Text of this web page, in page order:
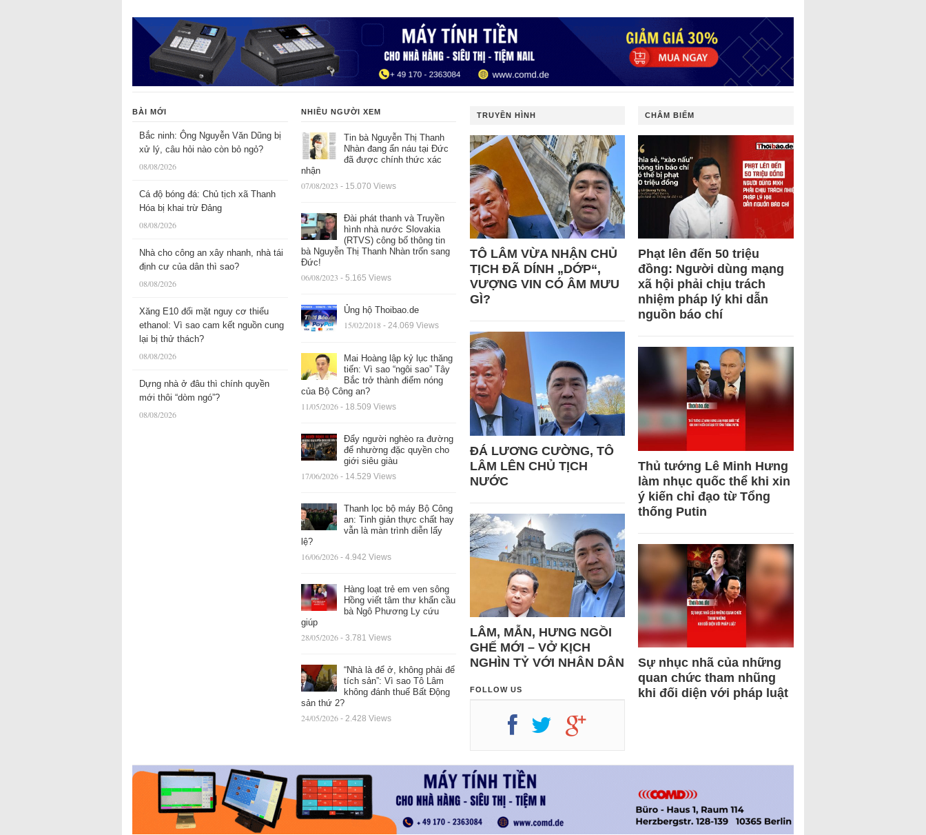
BÀI MỚI
Bắc ninh: Ông Nguyễn Văn Dũng bị
xử lý, câu hỏi nào còn bỏ ngỏ?
08/08/2026
Cá độ bóng đá: Chủ tịch xã Thanh
Hóa bị khai trừ Đảng
08/08/2026
Nhà cho công an xây nhanh, nhà tái
định cư của dân thì sao?
08/08/2026
Xăng E10 đối mặt nguy cơ thiếu
ethanol: Vì sao cam kết nguồn cung
lại bị thử thách?
08/08/2026
Dựng nhà ở đâu thì chính quyền
mới thôi “dòm ngó”?
08/08/2026
NHIỀU NGƯỜI XEM
Tin bà Nguyễn Thị Thanh
Nhàn đang ẩn náu tại Đức
đã được chính thức xác
nhận
07/08/2023 - 15.070 Views
Đài phát thanh và Truyền
hình nhà nước Slovakia
(RTVS) công bố thông tin
bà Nguyễn Thị Thanh Nhàn trốn sang
Đức!
06/08/2023 - 5.165 Views
Ủng hộ Thoibao.de
15/02/2018 - 24.069 Views
Mai Hoàng lập kỷ lục thăng
tiến: Vì sao “ngôi sao” Tây
Bắc trở thành điểm nóng
của Bộ Công an?
11/05/2026 - 18.509 Views
Đẩy người nghèo ra đường
để nhường đặc quyền cho
giới siêu giàu
17/06/2026 - 14.529 Views
Thanh lọc bộ máy Bộ Công
an: Tinh giản thực chất hay
vẫn là màn trình diễn lấy
lệ?
16/06/2026 - 4.942 Views
Hàng loạt trẻ em ven sông
Hồng viết tâm thư khẩn cầu
bà Ngô Phương Ly cứu
giúp
28/05/2026 - 3.781 Views
“Nhà là để ở, không phải để
tích sản”: Vì sao Tô Lâm
không đánh thuế Bất Động
sản thứ 2?
24/05/2026 - 2.428 Views
TRUYỀN HÌNH
TÔ LÂM VỪA NHẬN CHỦ
TỊCH ĐÃ DÍNH „DỚP“,
VƯỢNG VIN CÓ ÂM MƯU
GÌ?
ĐÁ LƯƠNG CƯỜNG, TÔ
LÂM LÊN CHỦ TỊCH
NƯỚC
LÂM, MẪN, HƯNG NGỒI
GHẾ MỚI – VỞ KỊCH
NGHÌN TỶ VỚI NHÂN DÂN
FOLLOW US
CHÂM BIẾM
Phạt lên đến 50 triệu
đồng: Người dùng mạng
xã hội phải chịu trách
nhiệm pháp lý khi dẫn
nguồn báo chí
Thủ tướng Lê Minh Hưng
làm nhục quốc thể khi xin
ý kiến chỉ đạo từ Tổng
thống Putin
Sự nhục nhã của những
quan chức tham nhũng
khi đối diện với pháp luật